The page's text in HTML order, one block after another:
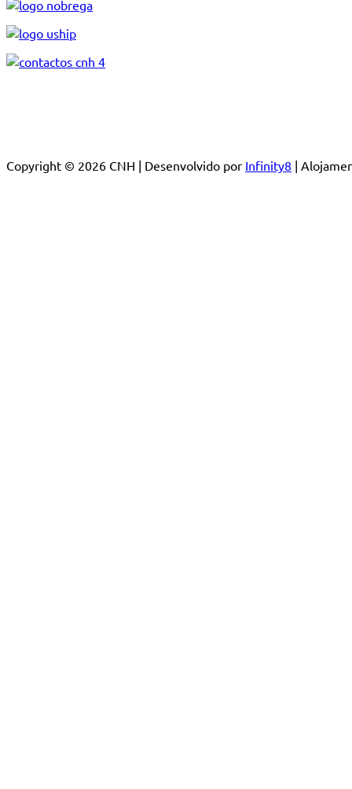
Copyright © 2026 CNH | Desenvolvido por Infinity8 |